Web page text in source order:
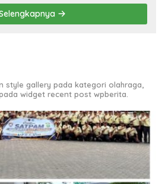
style gallery pada kategori olahraga,
widget recent post wpberita.